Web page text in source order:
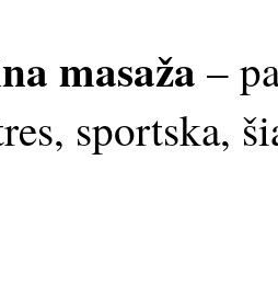
masaža –
sportska,